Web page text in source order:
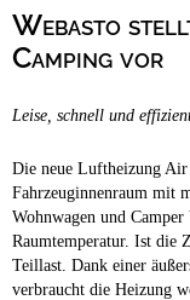
Stadtnah
Webasto
Camping vor
Leise, schnell und
Die neue Luftheizung Air
Fahrzeuginnenraum mit
Wohnwagen und Camper
Raumtemperatur. Ist die
Teillast. Dank einer
verbraucht die Heizung